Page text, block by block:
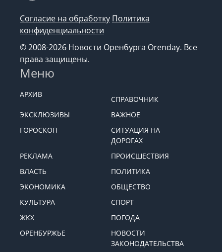
Согласие на обработку Политика
конфиденциальности
© 2008-2026 Новости Оренбурга Orenday. Все
права защищены.
Меню
АРХИВ
СПРАВОЧНИК
ЭКСКЛЮЗИВЫ
ВАЖНОЕ
ГОРОСКОП
СИТУАЦИЯ НА
ДОРОГАХ
РЕКЛАМА
ПРОИСШЕСТВИЯ
ВЛАСТЬ
ПОЛИТИКА
ЭКОНОМИКА
ОБЩЕСТВО
КУЛЬТУРА
СПОРТ
ЖКХ
ПОГОДА
ОРЕНБУРЖЬЕ
НОВОСТИ
ЗАКОНОДАТЕЛЬСТВА